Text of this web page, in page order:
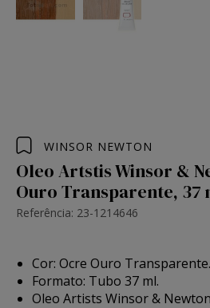
WINSOR NEWTON
Oleo Artstis Winsor &
Ouro Transparente, 37
Referência: 23-1214646
Cor: Ocre Ouro Transparente.
Formato: Tubo 37 ml.
Oleo Artists Winsor & Newton